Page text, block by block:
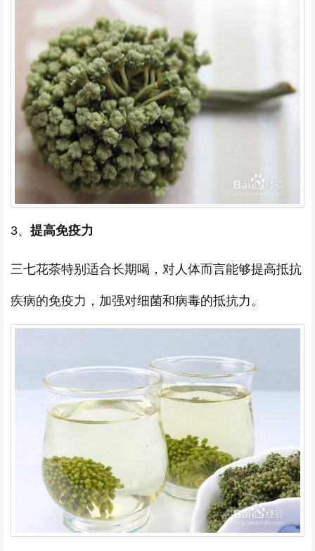
3、 提高免疫力
三七花茶特别适合长期喝，对人体而言能够提高抵抗
疾病的免疫力，加强对细菌和病毒的抵抗力。